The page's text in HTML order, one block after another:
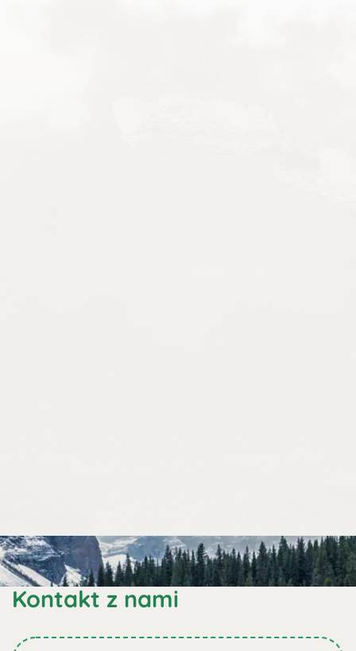
Kontakt z nami